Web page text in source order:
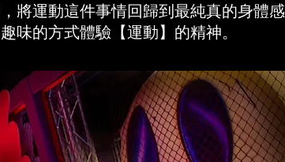
將運動這件事情回歸到最純真的身體感
味的方式體驗【運動】的精神。